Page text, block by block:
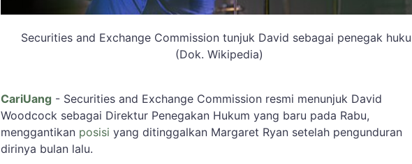
Securities and Exchange Commission tunjuk David sebagai penegak
(Dok. Wikipedia)
CariUang - Securities and Exchange Commission resmi menunjuk David
Woodcock sebagai Direktur Penegakan Hukum yang baru pada Rabu,
menggantikan posisi yang ditinggalkan Margaret Ryan setelah pengunduran
dirinya bulan lalu.